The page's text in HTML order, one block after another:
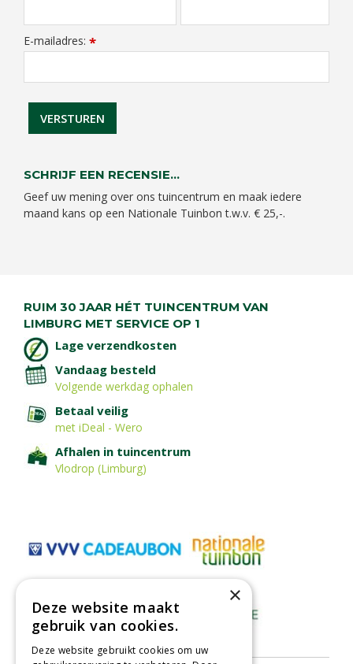
E-mailadres: *
SCHRIJF EEN RECENSIE...
Geef uw mening over ons tuincentrum en maak iedere
maand kans op een Nationale Tuinbon t.w.v. € 25,-.
RUIM 30 JAAR HÉT TUINCENTRUM VAN
LIMBURG MET SERVICE OP 1
Lage verzendkosten
Vandaag besteld
Volgende werkdag ophalen
Betaal veilig
met iDeal - Wero
Afhalen in tuincentrum
Vlodrop (Limburg)
×
Deze website maakt
gebruik van cookies.
Deze website gebruikt cookies om uw